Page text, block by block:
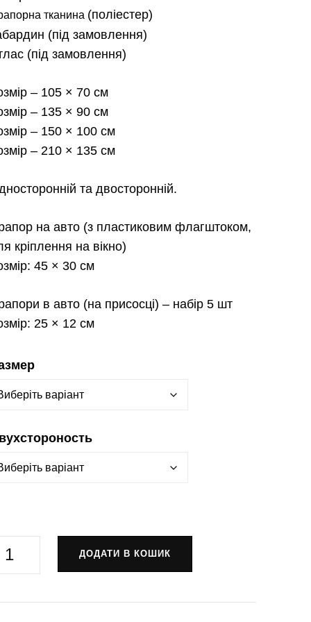
тканина (поліестер)
(під замовлення)
(під замовлення)
– 105 × 70 см
– 135 × 90 см
– 150 × 100 см
– 210 × 135 см
та двосторонній.
на авто (з пластиковим флагштоком,
кріплення на вікно)
45 × 30 см
в авто (на присосці) – набір 5 шт
25 × 12 см
ДОДАТИ В КОШИК